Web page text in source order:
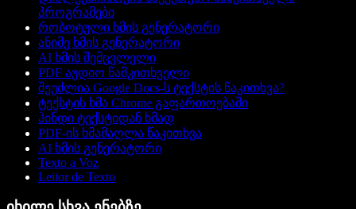
პროგრამები
რობოტული ხმის გენერატორი
ანიმე ხმის გენერატორი
AI ხმის შემცვლელი
PDF აუდიო წამკითხველი
შეუძლია Google Docs-ს ტექსტის წაკითხვა?
ტექსტის ხმა Chrome გაფართოებაში
ჰინდი ტექსტიდან ხმად
PDF-ის ხმამაღლა წაკითხვა
AI ხმის გენერატორი
Texto a Voz
Leitor de Texto